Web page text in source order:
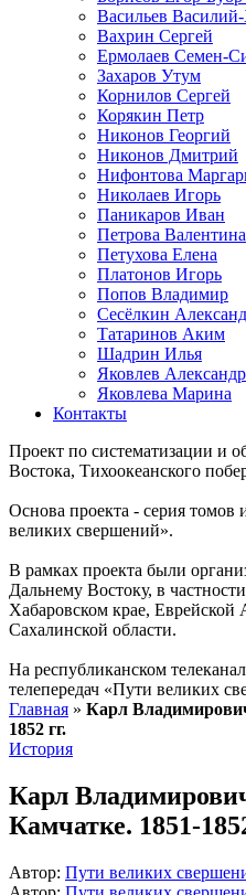
Васильев
Вахрин Сергей
Ермолаев Семен-
Захаров Утум
Корнилов Сергей
Корякин Петр
Никонов Георгий
Никонов Дмитрий
Нифонтова
Николаев Игорь
Паникаров Иван
Петрова Валентина
Петухова Елена
Платонов Игорь
Попов Владимир
Сесёлкин
Татаринов Аким
Шадрин Илья
Яковлев Александр
Яковлева Марина
Контакты
Проект по систематизации и
Востока, Тихоокеанского
Основа проекта - серия томов
великих свершений».
В рамках проекта были
Дальнему Востоку, в
Хабаровском крае, Еврейской
Сахалинской области.
На республиканском
телепередач «Пути великих
Главная » Карл
1852 гг.
История
Карл
Камчатке. 1851-
Автор: Пути великих